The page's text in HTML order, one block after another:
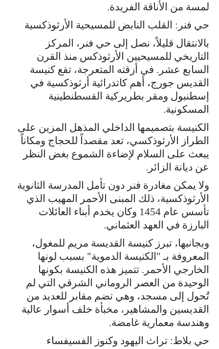
لمسة من الأناقة الفريدة.
حي فنر: القلب النابض للمسيحية الأرثوذكسية
بالانتقال قليلاً، نصل إلى حي فنر، المركز
التاريخي للمسيحيين الأرثوذكس منذ القرن
السابع عشر. في أزقته المتعرجة، تقع كنيسة
القديس جورج، أهم كاتدرائية أرثوذكسية في
إسطنبول ومقر بطريركية القسطنطينية
المسكونية.
الكنيسة بتصميمها الداخلي المذهل المزين على
الطراز الأرثوذكسي، تعد مقصداً للحجاج ومكاناً
يبعث على السلام لإضاءة الشموع بغض النظر
عن ديانة الزائر.
ولا يمكن مغادرة فنر دون تأمل المدرسة الثانوية
الأرثوذكسية، ذلك المبنى الأحمر المهيب الذي
تأسس عام 1454 وكان يخدم أبناء العائلات
البارزة في العهد العثماني.
وبجانبها، تبرز كنيسة القديسة مريم للمغول،
المعروفة بـ "الكنيسة الدموية" بسبب لونها
الخارجي الأحمر. تتميز هذه الكنيسة بكونها
الوحيدة من العصر الروماني الشرقي التي لم
تُحول إلى مسجد، وهي تضم مقابر للعديد من
القديسين والمشاهير، مخبأة خلف أسوار عالية
وهندسة معمارية غامضة.
حي بلاط: تراث اليهود وكنوز الفسيفساء